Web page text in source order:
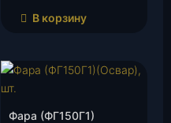
В корзину
Фара (ФГ150Г1)